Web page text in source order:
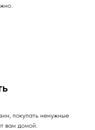
покупать ненужные
вам домой.